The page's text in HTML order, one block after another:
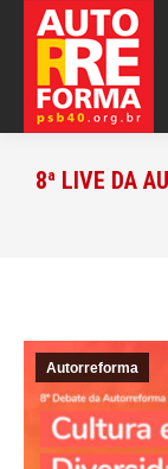
8ª LIVE DA
Autorreforma